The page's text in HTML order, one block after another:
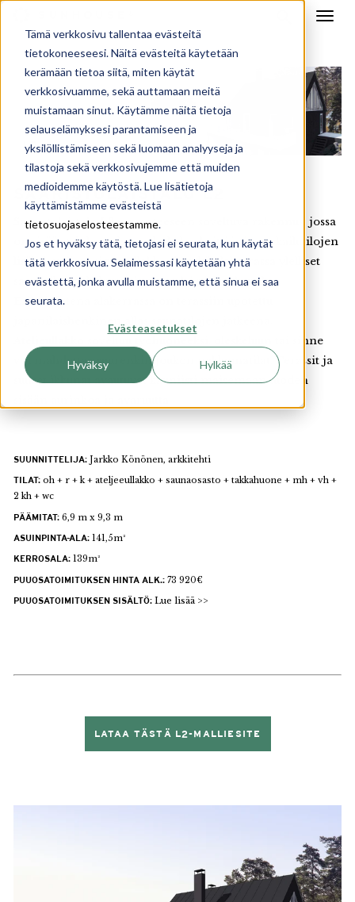
Tämä verkkosivu tallentaa evästeitä
tietokoneeseesi. Näitä evästeitä käytetään
kerämään tietoa siitä, miten käytät
verkkosivuamme, sekä auttamaan meitä
muistamaan sinut. Käytämme näitä tietoja
selauselämyksesi parantamiseen ja
yksilöllistämiseen sekä luomaan analyyseja ja
tilastoja sekä verkkosivujemme että muiden
medioidemme käytöstä. Lue lisätietoja
käyttämistämme evästeistä
tietosuojaselosteestamme.
Jos et hyväksy tätä, tietojasi ei seurata, kun käytät
tätä verkkosivua. Selaimessasi käytetään yhtä
evästettä, jonka avulla muistamme, että sinua ei saa
seurata.
Evästeasetukset
Hyväksy Hylkää
SAARISTOLAISTALO L2
Saaristolaistalo L2 on rinteeseen soveltuva rakennus, jossa
on sisääntulokerroksen oleskelu-, keittiö- ja ruokailutilojen
lisäksi ateljemainen ullakkotila sekä alakerrassa ylelliset
saunatilat takkahuoneineen sekä päämakuutila.
Erikoisuutena alakerrassa on terassiin upotettu
japanilaishenkinen allas saunatilojen jatkeena.
Ateljeullakko soveltuu työhuoneeksi, oleskeluun tai sinne
voi mahduttaa suurenkin joukon nukkumatilat. Terassit ja
suuret ikkunat avautuvat kauniisti maisemaan tuoden
SUUNNITTELIJA:Jarkko Könönen, arkkitehti
TILAT:oh + r + k + ateljeeullakko + saunaosasto + takkahuone + mh + vh +
2 kh + wc
PÄÄMITAT:6,9 m x 9,3 m
ASUINPINTA-ALA:141,5m²
KERROSALA:139m²
PUUOSATOIMITUKSEN HINTA ALK.:73 920€
PUUOSATOIMITUKSEN SISÄLTÖ: Lue lisää >>
LATAA TÄSTÄ L2-MALLIESITE